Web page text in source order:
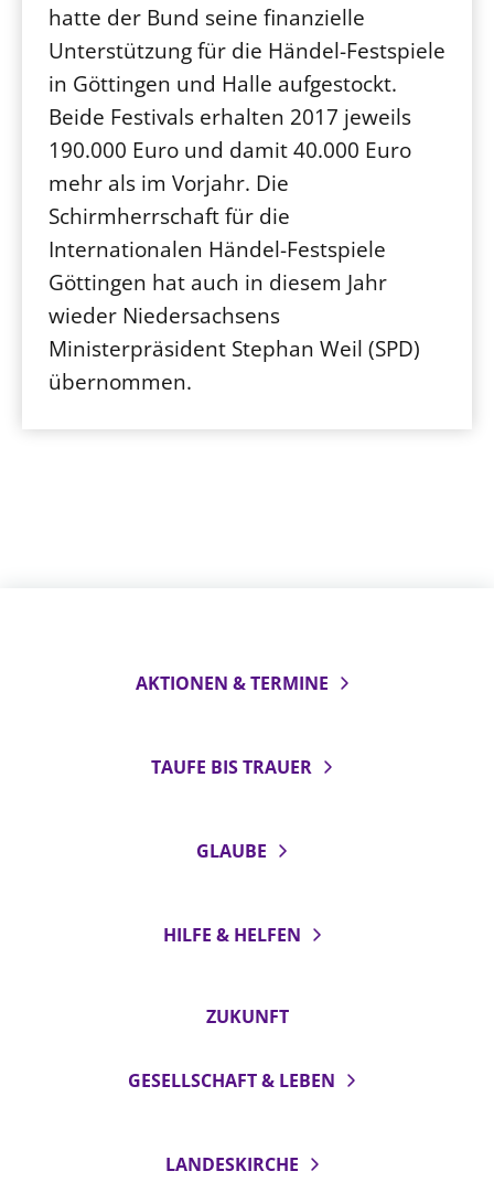
hatte der Bund seine finanzielle
Unterstützung für die Händel-Festspiele
in Göttingen und Halle aufgestockt.
Beide Festivals erhalten 2017 jeweils
190.000 Euro und damit 40.000 Euro
mehr als im Vorjahr. Die
Schirmherrschaft für die
Internationalen Händel-Festspiele
Göttingen hat auch in diesem Jahr
wieder Niedersachsens
Ministerpräsident Stephan Weil (SPD)
übernommen.
AKTIONEN & TERMINE
TAUFE BIS TRAUER
GLAUBE
HILFE & HELFEN
ZUKUNFT
GESELLSCHAFT & LEBEN
LANDESKIRCHE